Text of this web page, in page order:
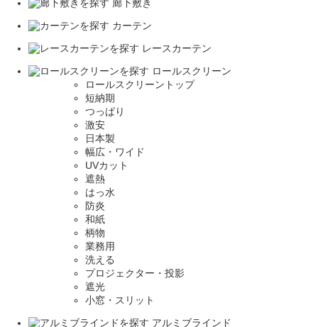
廊下敷き
カーテン
レースカーテン
ロールスクリーン
ロールスクリーントップ
短納期
つっぱり
激安
日本製
幅広・ワイド
UVカット
遮熱
はっ水
防炎
和紙
柄物
業務用
洗える
プロジェクター・投影
遮光
小窓・スリット
アルミブラインド